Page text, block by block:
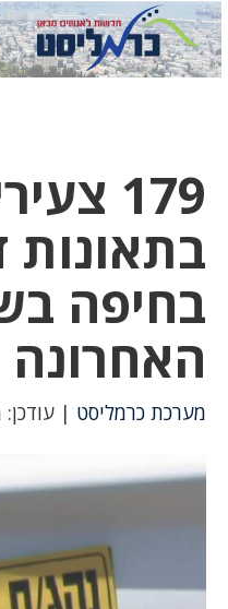
179
בתאונות
בחיפה
האחרונה
מערכת כרמליסט | עודכן: מרץ